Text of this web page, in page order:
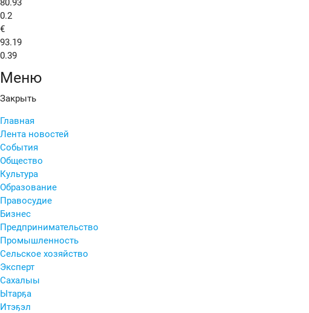
0.2
€
93.19
0.39
Меню
Закрыть
Главная
Лента новостей
События
Общество
Культура
Образование
Правосудие
Бизнес
Предпринимательство
Промышленность
Сельское хозяйство
Эксперт
Сахалыы
Ытарҕа
Итэҕэл